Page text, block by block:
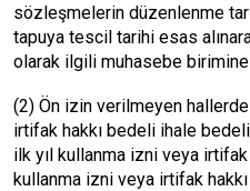
sözleşmelerin düzenlenme
tapuya tescil tarihi esas
olarak ilgili muhasebe birimine
(2) Ön izin verilmeyen
irtifak hakkı bedeli ihale
ilk yıl kullanma izni veya
kullanma izni veya irtifak